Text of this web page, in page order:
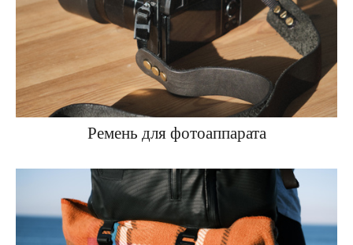
Ремень для фотоаппарата